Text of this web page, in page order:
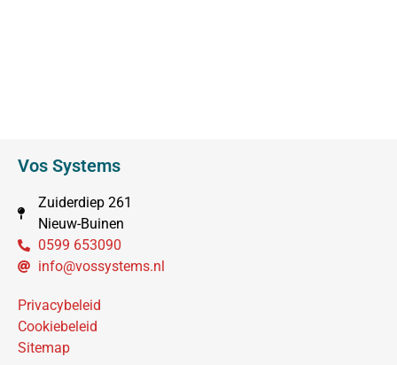
Vos Systems
Zuiderdiep 261
Nieuw-Buinen
0599 653090
info@vossystems.nl
Privacybeleid
Cookiebeleid
Sitemap